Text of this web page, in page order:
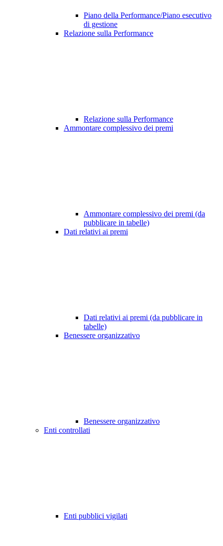
Piano della Performance/Piano esecutivo
di gestione
Relazione sulla Performance
Relazione sulla Performance
Ammontare complessivo dei premi
Ammontare complessivo dei premi (da
pubblicare in tabelle)
Dati relativi ai premi
Dati relativi ai premi (da pubblicare in
tabelle)
Benessere organizzativo
Benessere organizzativo
Enti controllati
Enti pubblici vigilati